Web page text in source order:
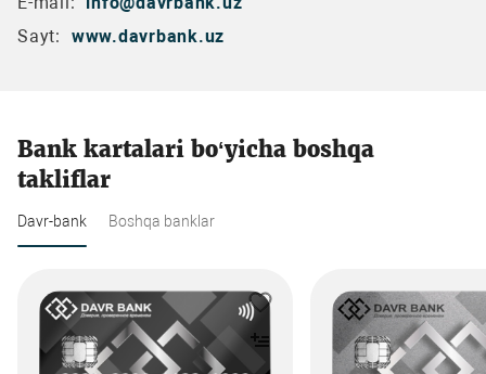
Sayt:
www.davrbank.uz
Bank kartalari bo‘yicha boshqa
takliflar
Davr-bank Boshqa banklar